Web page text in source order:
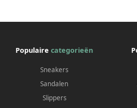
Populaire categorieën
Sneakers
Sandalen
Slippers